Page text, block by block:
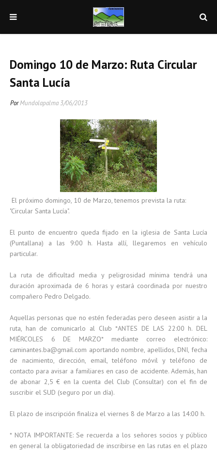
Domingo 10 de Marzo: Ruta Circular
Santa Lucía
PorMundolapalma 3/06/2013
El próximo domingo, 10 de Marzo, tenemos prevista la ruta:
"Circular Santa Lucía".
El punto de encuentro queda fijado en la iglesia de Santa Lucía
(Puntallana) a las 9:00 h. Hasta allí, llegaremos en vehículo
particular.
La ruta de dificultad media y peligrosidad mínima tendrá una
duración aproximada de 6 horas y estará coordinada por nuestro
compañero Pedro Delgado.
Aquellas personas que no estén federadas pero deseen asistir a la
ruta, han de comunicarlo al Club *ANTES DE LAS 22:00 h. DEL
MIÉRCOLES 6 DE MARZO* mediante correo electrónico:
caminantes.ba@gmail.com aportando nombre, apellidos, DNI, fecha
de nacimiento, dirección, email, teléfono móvil y teléfono de
contacto para avisar a familiares en caso de accidente. Además, han
de abonar 2,5 € en la cuenta del Club (Consultar) con el fin de
suscribir el SUD (seguro por un día).
El plazo de inscripción finaliza el viernes 8 de Marzo a las 14:00 h.
* NOTA IMPORTANTE: Se recuerda a los señores socios y público
en general la obligatoriedad de inscribirse en las rutas en el plazo